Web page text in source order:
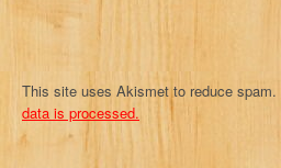
This site uses Akismet to reduce spam.
data is processed.